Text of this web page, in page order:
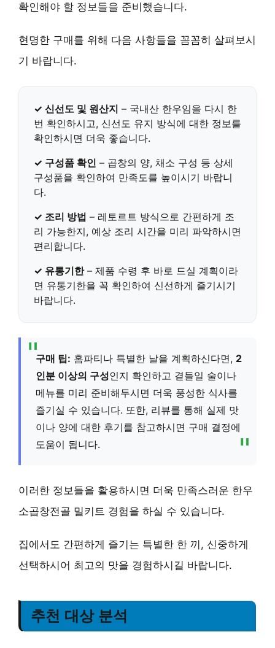
확인해야 할 정보들을 준비했습니다.
현명한 구매를 위해 다음 사항들을 꼼꼼히 살펴보시
기 바랍니다.
✓ 신선도 및 원산지 – 국내산 한우임을 다시 한
번 확인하시고, 신선도 유지 방식에 대한 정보를
확인하시면 더욱 좋습니다.
✓ 구성품 확인 – 곱창의 양, 채소 구성 등 상세
구성품을 확인하여 만족도를 높이시기 바랍니
다.
✓ 조리 방법 – 레토르트 방식으로 간편하게 조
리 가능한지, 예상 조리 시간을 미리 파악하시면
편리합니다.
✓ 유통기한– 제품 수령 후 바로 드실 계획이라
면 유통기한을 꼭 확인하여 신선하게 즐기시기
바랍니다.
구매 팁: 홈파티나 특별한 날을 계획하신다면, 2
인분 이상의 구성인지 확인하고 곁들일 술이나
메뉴를 미리 준비해두시면 더욱 풍성한 식사를
즐기실 수 있습니다. 또한, 리뷰를 통해 실제 맛
이나 양에 대한 후기를 참고하시면 구매 결정에
도움이 됩니다.
이러한 정보들을 활용하시면 더욱 만족스러운 한우
소곱창전골 밀키트 경험을 하실 수 있습니다.
집에서도 간편하게 즐기는 특별한 한 끼, 신중하게
선택하시어 최고의 맛을 경험하시길 바랍니다.
추천 대상 분석